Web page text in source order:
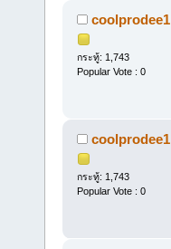
coolprodee1
กระทู้: 1,743
Popular Vote : 0
coolprodee1
กระทู้: 1,743
Popular Vote : 0